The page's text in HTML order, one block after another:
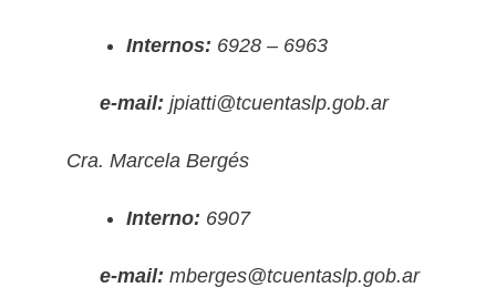
Internos: 6928 – 6963
e-mail: jpiatti@tcuentaslp.gob.ar
Cra. Marcela Bergés
Interno: 6907
e-mail: mberges@tcuentaslp.gob.ar